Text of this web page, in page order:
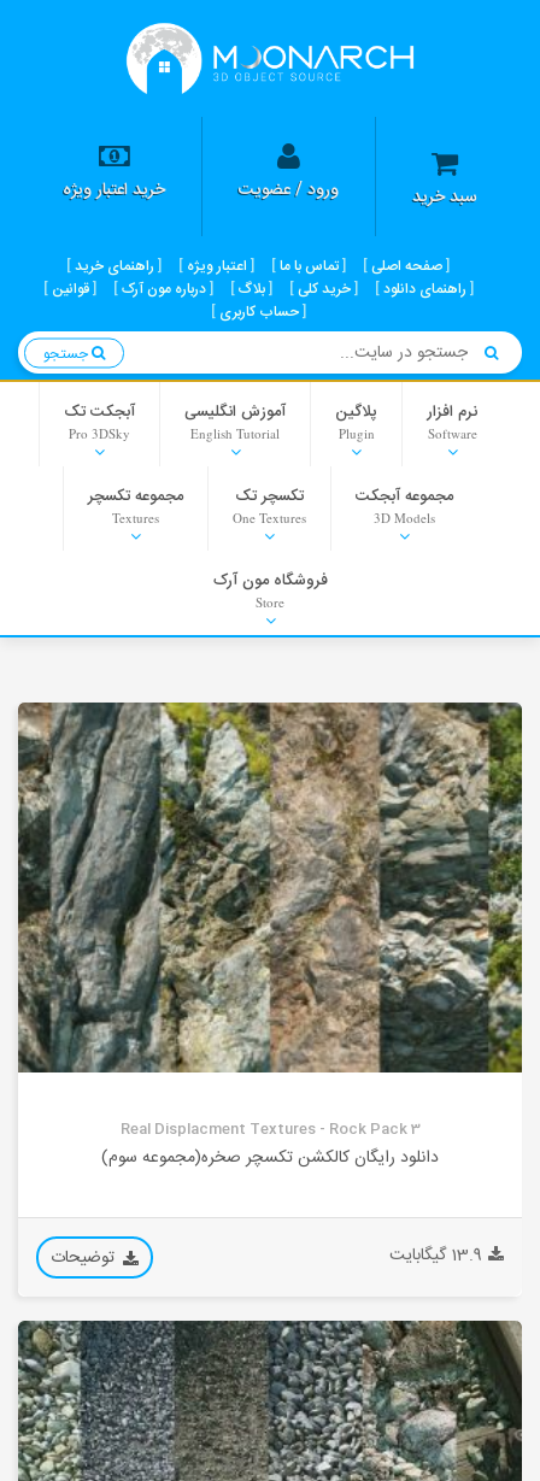
سبد خرید ورود / عضویت خرید اعتبار ویژه
صفحه اصلی تماس با ما اعتبار ویژه
راهنمای خرید
راهنمای دانلود
خرید کلی بلاگ درباره مون آرک
قوانین
حساب کاربری
نرم افزار
Software
پلاگین
Plugin
آموزش انگلیسی
English Tutorial
آبجکت تک
Pro 3DSky
مجموعه آبجکت
3D Models
تکسچر تک
One Textures
مجموعه تکسچر
Textures
PNG-PSD
Background
Stock Images
فروشگاه مون آرک
Store
Real Displacment Textures - Rock Pack 3
دانلود رایگان کالکشن تکسچر صخره(مجموعه سوم)
13.9 گیگابایت توضیحات